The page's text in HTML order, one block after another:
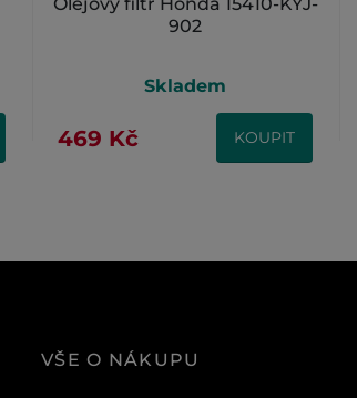
Olejový filtr Honda 15410-KYJ-
902
Skladem
469 Kč KOUPIT
VŠE O NÁKUPU